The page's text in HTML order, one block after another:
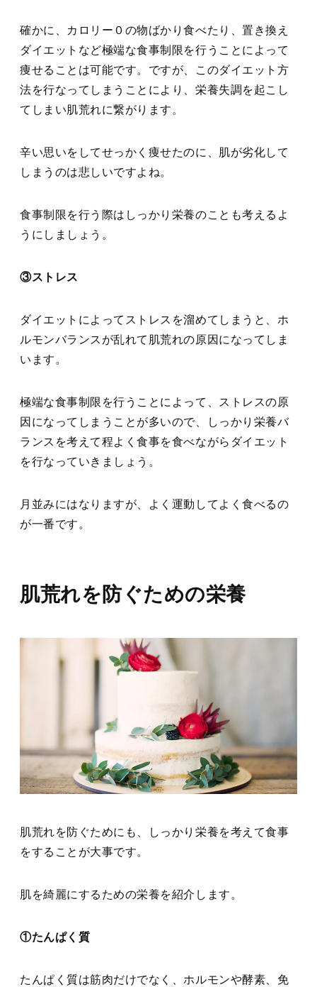
確かに、カロリー０の物ばかり食べたり、置き換え
ダイエットなど極端な食事制限を行うことによって
痩せることは可能です。ですが、このダイエット方
法を行なってしまうことにより、栄養失調を起こし
てしまい肌荒れに繋がります。
辛い思いをしてせっかく痩せたのに、肌が劣化して
しまうのは悲しいですよね。
食事制限を行う際はしっかり栄養のことも考えるよ
うにしましょう。
③ストレス
ダイエットによってストレスを溜めてしまうと、ホ
ルモンバランスが乱れて肌荒れの原因になってしま
います。
極端な食事制限を行うことによって、ストレスの原
因になってしまうことが多いので、しっかり栄養バ
ランスを考えて程よく食事を食べながらダイエット
を行なっていきましょう。
月並みにはなりますが、よく運動してよく食べるの
が一番です。
肌荒れを防ぐための栄養
肌荒れを防ぐためにも、しっかり栄養を考えて食事
をすることが大事です。
肌を綺麗にするための栄養を紹介します。
①たんぱく質
たんぱく質は筋肉だけでなく、ホルモンや酵素、免